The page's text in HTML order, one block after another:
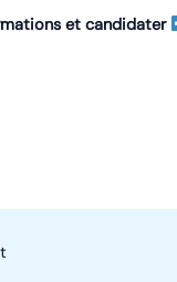
et candidater